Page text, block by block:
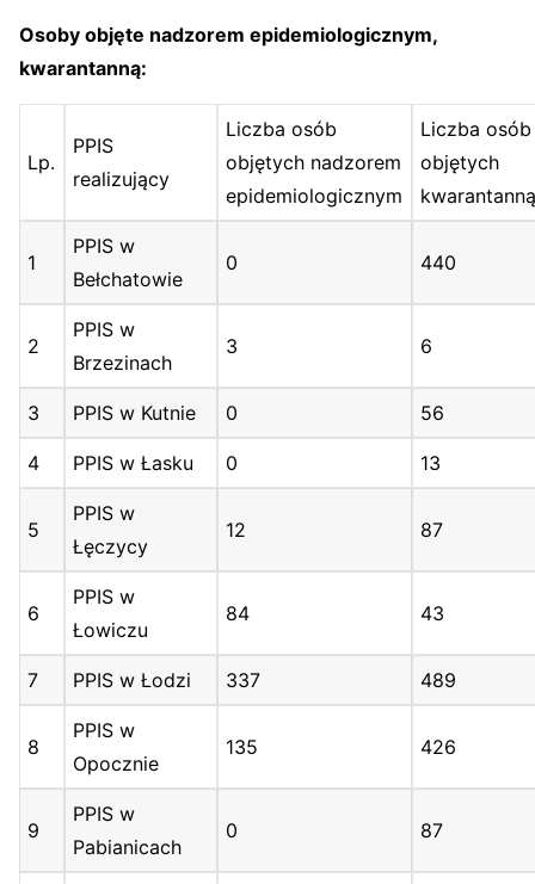
Osoby objęte nadzorem epidemiologicznym,
kwarantanną:
Lp.
PPIS
realizujący
Liczba osób
objętych nadzorem
epidemiologicznym
Liczba osób
objętych
1
PPIS w
Bełchatowie
0 440
2
PPIS w
Brzezinach
3 6
3 PPIS w Kutnie 0 56
4 PPIS w Łasku 0 13
5
PPIS w
Łęczycy
12 87
6
PPIS w
Łowiczu
84 43
7 PPIS w Łodzi 337 489
8
PPIS w
Opocznie
135 426
9
PPIS w
Pabianicach
0 87